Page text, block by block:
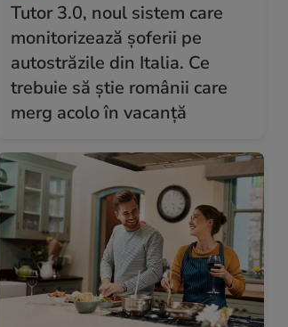
Tutor 3.0, noul sistem care
monitorizează șoferii pe
autostrăzile din Italia. Ce
trebuie să știe românii care
merg acolo în vacanță